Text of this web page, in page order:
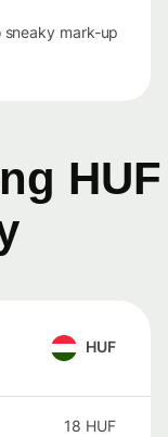
mark-up
HUF
HUF
18 HUF